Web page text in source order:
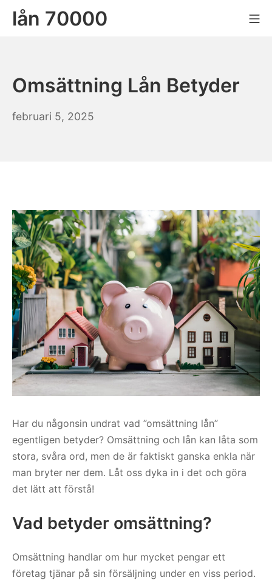
lån 70000
Omsättning Lån Betyder
februari 5, 2025
Har du någonsin undrat vad ”omsättning lån”
egentligen betyder? Omsättning och lån kan låta som
stora, svåra ord, men de är faktiskt ganska enkla när
man bryter ner dem. Låt oss dyka in i det och göra
det lätt att förstå!
Vad betyder omsättning?
Omsättning handlar om hur mycket pengar ett
företag tjänar på sin försäljning under en viss period.